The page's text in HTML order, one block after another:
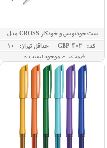
ست خودنویس و خودکار CROSS مدل
TOWNSEND
کد: GBP-403
حداقل تيراژ: 10
قیمت: « موجود نیست »